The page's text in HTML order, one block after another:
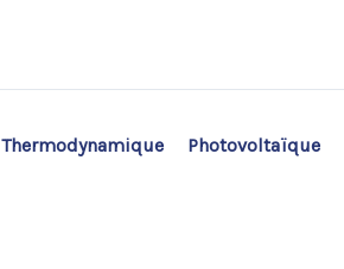
Thermodynamique Photovoltaïque